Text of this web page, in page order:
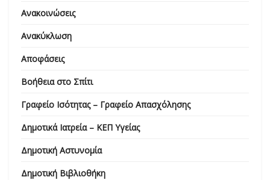
Ανακοινώσεις
Ανακύκλωση
Αποφάσεις
Βοήθεια στο Σπίτι
Γραφείο Ισότητας – Γραφείο Απασχόλησης
Δημοτικά Ιατρεία – ΚΕΠ Υγείας
Δημοτική Αστυνομία
Δημοτική Βιβλιοθήκη